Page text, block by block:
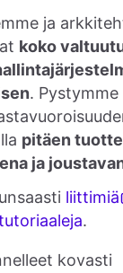
ja
koko
.
pitäen
ja
liittimiä
.
kovasti